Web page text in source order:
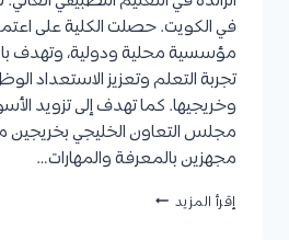
في الكويت. حصلت الكلية على
مؤسسية محلية ودولية، وتهدف
تجربة التعلم وتعزيز الاستعداد
وخريجيها. كما تهدف إلى تزويد
مجلس التعاون الخليجي
مجهزين بالمعرفة والمهارات…
إقرأ المزيد كلية